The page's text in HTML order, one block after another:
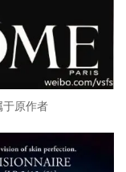
原作者